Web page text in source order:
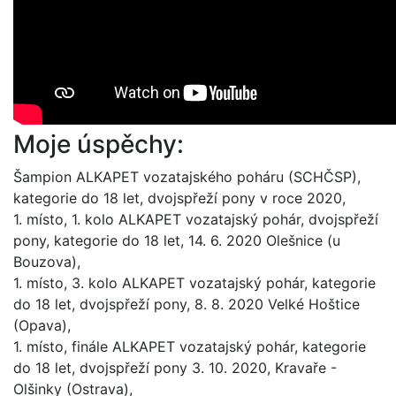
Moje úspěchy:
Šampion ALKAPET vozatajského poháru (SCHČSP),
kategorie do 18 let, dvojspřeží pony v roce 2020,
1. místo, 1. kolo ALKAPET vozatajský pohár, dvojspřeží
pony, kategorie do 18 let, 14. 6. 2020 Olešnice (u
Bouzova),
1. místo, 3. kolo ALKAPET vozatajský pohár, kategorie
do 18 let, dvojspřeží pony, 8. 8. 2020 Velké Hoštice
(Opava),
1. místo, finále ALKAPET vozatajský pohár, kategorie
do 18 let, dvojspřeží pony 3. 10. 2020, Kravaře -
Olšinky (Ostrava),